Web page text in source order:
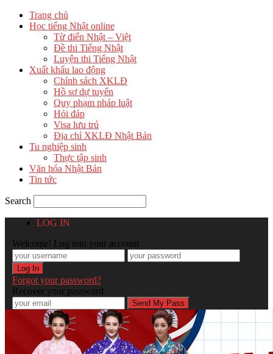
Trang chủ
Học tiếng Nhật online
Từ điển Nhật – Việt
Đề thi Tiếng Nhật
Luyện thi Tiếng Nhật
Xuất khẩu lao động
Chính sách XKLĐ
Hồ sơ dự tuyển
Quy phạm pháp luật
Hỏi đáp
Visa lưu trú
Địa chỉ XKLĐ Nhật Bản
Tu nghiệp sinh
Thực tập sinh
Văn hóa Nhật Bản
Tin tức
Search
LOG IN
Welcome! Log into your account
Forgot your password?
Recover your password